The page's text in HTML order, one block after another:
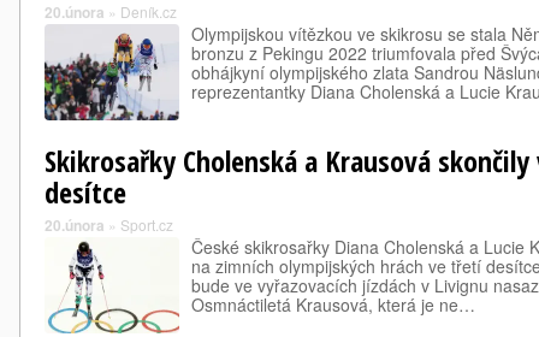
20.února » Deník.cz
Olympijskou vítězkou ve skikrosu se stala
bronzu z Pekingu 2022 triumfovala před
obhájkyní olympijského zlata Sandrou
reprezentantky Diana Cholenská a Lucie
Skikrosařky Cholenská a Krausová
desítce
20.února » Sport.cz
České skikrosařky Diana Cholenská a Lucie
na zimních olympijských hrách ve třetí
bude ve vyřazovacích jízdách v Livignu
Osmnáctiletá Krausová, která je ne…